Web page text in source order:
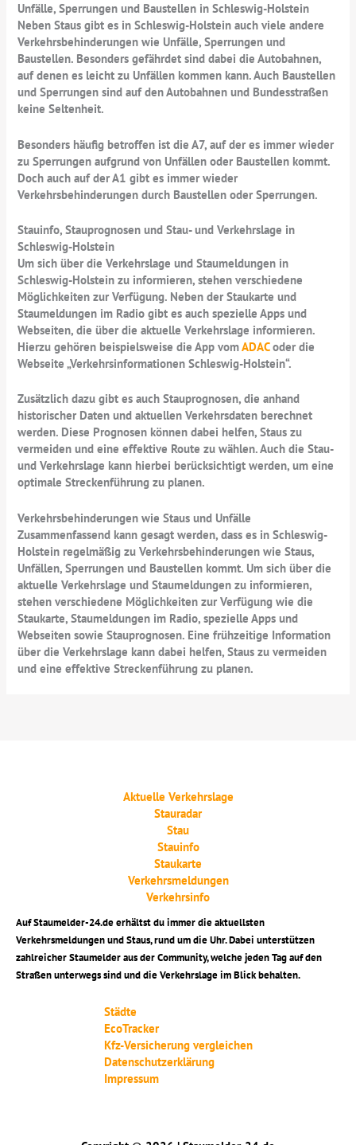
Unfälle, Sperrungen und Baustellen in Schleswig-Holstein
Neben Staus gibt es in Schleswig-Holstein auch viele andere
Verkehrsbehinderungen wie Unfälle, Sperrungen und
Baustellen. Besonders gefährdet sind dabei die Autobahnen,
auf denen es leicht zu Unfällen kommen kann. Auch Baustellen
und Sperrungen sind auf den Autobahnen und Bundesstraßen
keine Seltenheit.
Besonders häufig betroffen ist die A7, auf der es immer wieder
zu Sperrungen aufgrund von Unfällen oder Baustellen kommt.
Doch auch auf der A1 gibt es immer wieder
Verkehrsbehinderungen durch Baustellen oder Sperrungen.
Stauinfo, Stauprognosen und Stau- und Verkehrslage in
Schleswig-Holstein
Um sich über die Verkehrslage und Staumeldungen in
Schleswig-Holstein zu informieren, stehen verschiedene
Möglichkeiten zur Verfügung. Neben der Staukarte und
Staumeldungen im Radio gibt es auch spezielle Apps und
Webseiten, die über die aktuelle Verkehrslage informieren.
Hierzu gehören beispielsweise die App vomADACoder die
Webseite „Verkehrsinformationen Schleswig-Holstein“.
Zusätzlich dazu gibt es auch Stauprognosen, die anhand
historischer Daten und aktuellen Verkehrsdaten berechnet
werden. Diese Prognosen können dabei helfen, Staus zu
vermeiden und eine effektive Route zu wählen. Auch die Stau-
und Verkehrslage kann hierbei berücksichtigt werden, um eine
optimale Streckenführung zu planen.
Verkehrsbehinderungen wie Staus und Unfälle
Zusammenfassend kann gesagt werden, dass es in Schleswig-
Holstein regelmäßig zu Verkehrsbehinderungen wie Staus,
Unfällen, Sperrungen und Baustellen kommt. Um sich über die
aktuelle Verkehrslage und Staumeldungen zu informieren,
stehen verschiedene Möglichkeiten zur Verfügung wie die
Staukarte, Staumeldungen im Radio, spezielle Apps und
Webseiten sowie Stauprognosen. Eine frühzeitige Information
über die Verkehrslage kann dabei helfen, Staus zu vermeiden
und eine effektive Streckenführung zu planen.
Aktuelle Verkehrslage
Stauradar
Stau
Stauinfo
Staukarte
Verkehrsmeldungen
Verkehrsinfo
Auf Staumelder-24.de erhältst du immer die aktuellsten
Verkehrsmeldungen und Staus, rund um die Uhr. Dabei unterstützen
zahlreicher Staumelder aus der Community, welche jeden Tag auf den
Straßen unterwegs sind und die Verkehrslage im Blick behalten.
Städte
EcoTracker
Kfz-Versicherung vergleichen
Datenschutzerklärung
Impressum